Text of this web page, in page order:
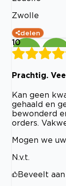
Zwolle
delen
10
Prachtig.
Kan geen
gehaald en
bewonderd
orders.
Mogen we
N.v.t.
Beveelt aan